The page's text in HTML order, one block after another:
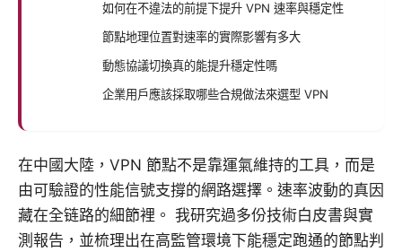
如何在不違法的前提下提升 VPN 速率與穩定性
節點地理位置對速率的實際影響有多大
動態協議切換真的能提升穩定性嗎
企業用戶應該採取哪些合規做法來選型 VPN
在中國大陸，VPN 節點不是靠運氣維持的工具，而是
由可驗證的性能信號支撐的網路選擇。速率波動的真因
藏在全链路的細節裡。 我研究過多份技術白皮書與實
測報告，並梳理出在高監管環境下能穩定跑通的節點判